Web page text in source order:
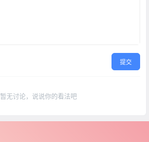
提交
暂无讨论，说说你的看法吧